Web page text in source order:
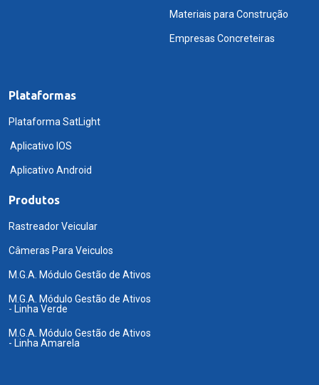
Materiais para Construção
Empresas Concreteiras
Plataformas
Plataforma SatLight
Aplicativo IOS
Aplicativo Android
Produtos
Rastreador Veicular
Câmeras Para Veiculos
M.G.A. Módulo Gestão de Ativos
M.G.A. Módulo Gestão de Ativos
- Linha Verde
M.G.A. Módulo Gestão de Ativos
- Linha Amarela